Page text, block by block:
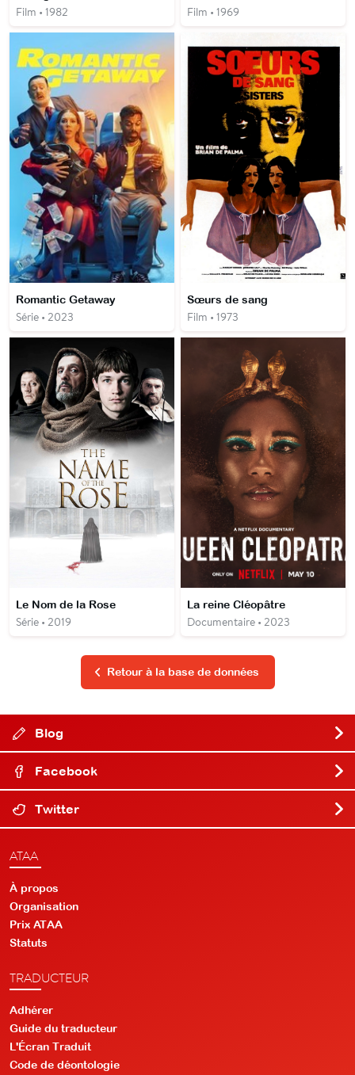
Film • 1982 Film • 1969
Romantic Getaway
Série • 2023
Sœurs de sang
Film • 1973
Le Nom de la Rose
Série • 2019
La reine Cléopâtre
Documentaire • 2023
Retour à la base de données
Blog
Facebook
Twitter
ATAA
À propos
Organisation
Prix ATAA
Statuts
TRADUCTEUR
Adhérer
Guide du traducteur
L'Écran Traduit
Code de déontologie